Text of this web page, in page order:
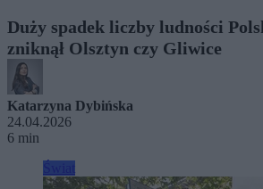
Duży spadek liczby ludności
zniknął Olsztyn czy Gliwice
Katarzyna Dybińska
24.04.2026
6 min